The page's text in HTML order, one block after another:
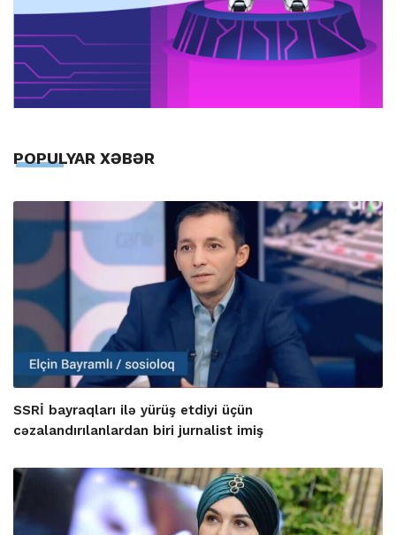
POPULYAR XƏBƏR
SSRİ bayraqları ilə yürüş etdiyi üçün
cəzalandırılanlardan biri jurnalist imiş